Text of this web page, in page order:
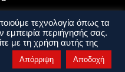
Όροι Χρήσης
τεχνολογία όπως τα
εμπειρία περιήγησής σας.
με τη χρήση αυτής της
Απόρριψη Αποδοχή